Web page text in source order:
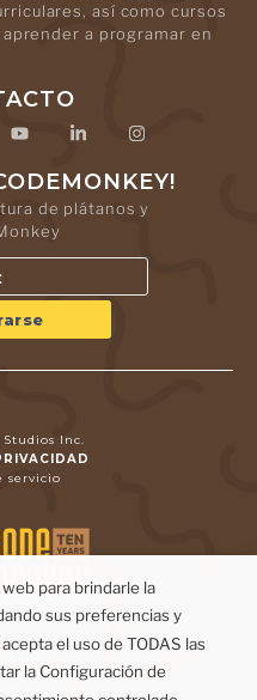
así como cursos
a programar en
de plátanos y
Inc.
servicio
para brindarle la
sus preferencias y
el uso de TODAS las
la Configuración de